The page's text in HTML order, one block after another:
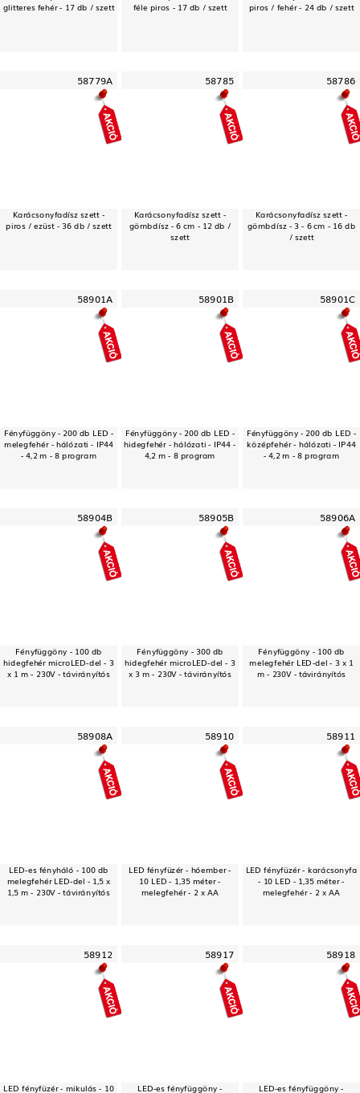
glitteres fehér - 17 db / szett féle piros - 17 db / szett piros / fehér - 24 db / szett
58779A
Karácsonyfadísz szett -
piros / ezüst - 36 db / szett
58785
Karácsonyfadísz szett -
gömbdísz - 6 cm - 12 db /
szett
58786
Karácsonyfadísz szett -
gömbdísz - 3 - 6 cm - 16 db
/ szett
58901A
Fényfüggöny - 200 db LED -
melegfehér - hálózati - IP44
- 4,2 m - 8 program
58901B
Fényfüggöny - 200 db LED -
hidegfehér - hálózati - IP44 -
4,2 m - 8 program
58901C
Fényfüggöny - 200 db LED -
középfehér - hálózati - IP44
- 4,2 m - 8 program
58904B
Fényfüggöny - 100 db
hidegfehér microLED-del - 3
x 1 m - 230V - távirányítós
58905B
Fényfüggöny - 300 db
hidegfehér microLED-del - 3
x 3 m - 230V - távirányítós
58906A
Fényfüggöny - 100 db
melegfehér LED-del - 3 x 1
m - 230V - távirányítós
58908A
LED-es fényháló - 100 db
melegfehér LED-del - 1,5 x
1,5 m - 230V - távirányítós
58910
LED fényfüzér - hóember -
10 LED - 1,35 méter -
melegfehér - 2 x AA
58911
LED fényfüzér - karácsonyfa
- 10 LED - 1,35 méter -
melegfehér - 2 x AA
58912
LED fényfüzér - mikulás - 10
58917
LED-es fényfüggöny -
58918
LED-es fényfüggöny -